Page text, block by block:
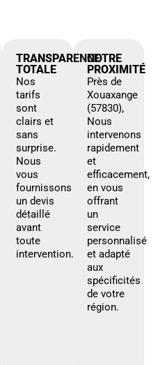
TRANSPARENCE
TOTALE
Nos
tarifs
sont
clairs et
sans
surprise.
Nous
vous
fournissons
un devis
détaillé
avant
toute
intervention.
NOTRE
PROXIMITÉ
Près de
Xouaxange
(57830),
Nous
intervenons
rapidement
et
efficacement,
en vous
offrant
un
service
personnalisé
et adapté
aux
spécificités
de votre
région.